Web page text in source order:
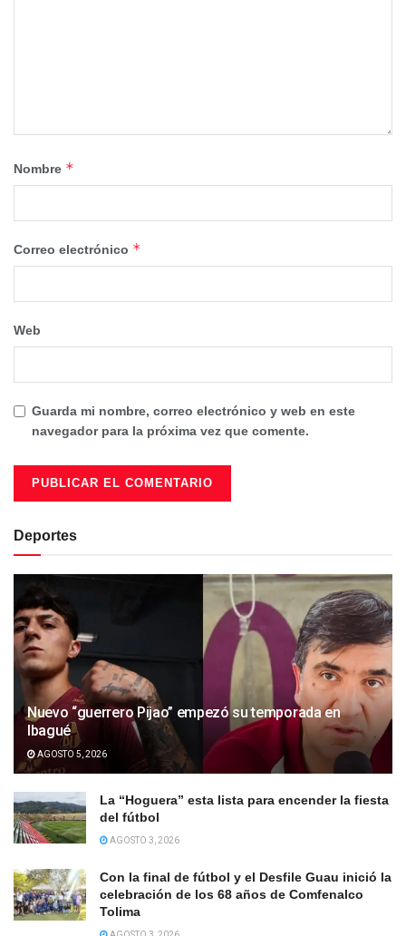
Nombre *
Correo electrónico *
Web
Guarda mi nombre, correo electrónico y web en este
navegador para la próxima vez que comente.
Deportes
Nuevo “guerrero Pijao” empezó su temporada en
Ibagué
AGOSTO 5, 2026
La “Hoguera” esta lista para encender la fiesta
del fútbol
AGOSTO 3, 2026
Con la final de fútbol y el Desfile Guau inició la
celebración de los 68 años de Comfenalco
Tolima